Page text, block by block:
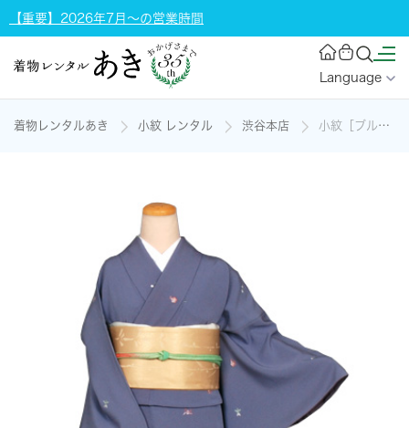
【重要】2026年7月～の営業時間
Language
着物レンタルあき 小紋 レンタル 渋谷本店 小紋［ブルー紫色地の花模様］の着物レンタル